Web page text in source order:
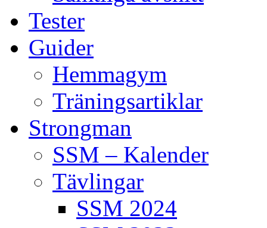
Tester
Guider
Hemmagym
Träningsartiklar
Strongman
SSM – Kalender
Tävlingar
SSM 2024